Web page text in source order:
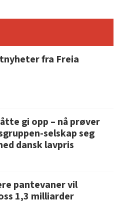
fra Freia
gi opp – nå prøver
selskap seg
dansk lavpris
pantevaner vil
1,3 milliarder